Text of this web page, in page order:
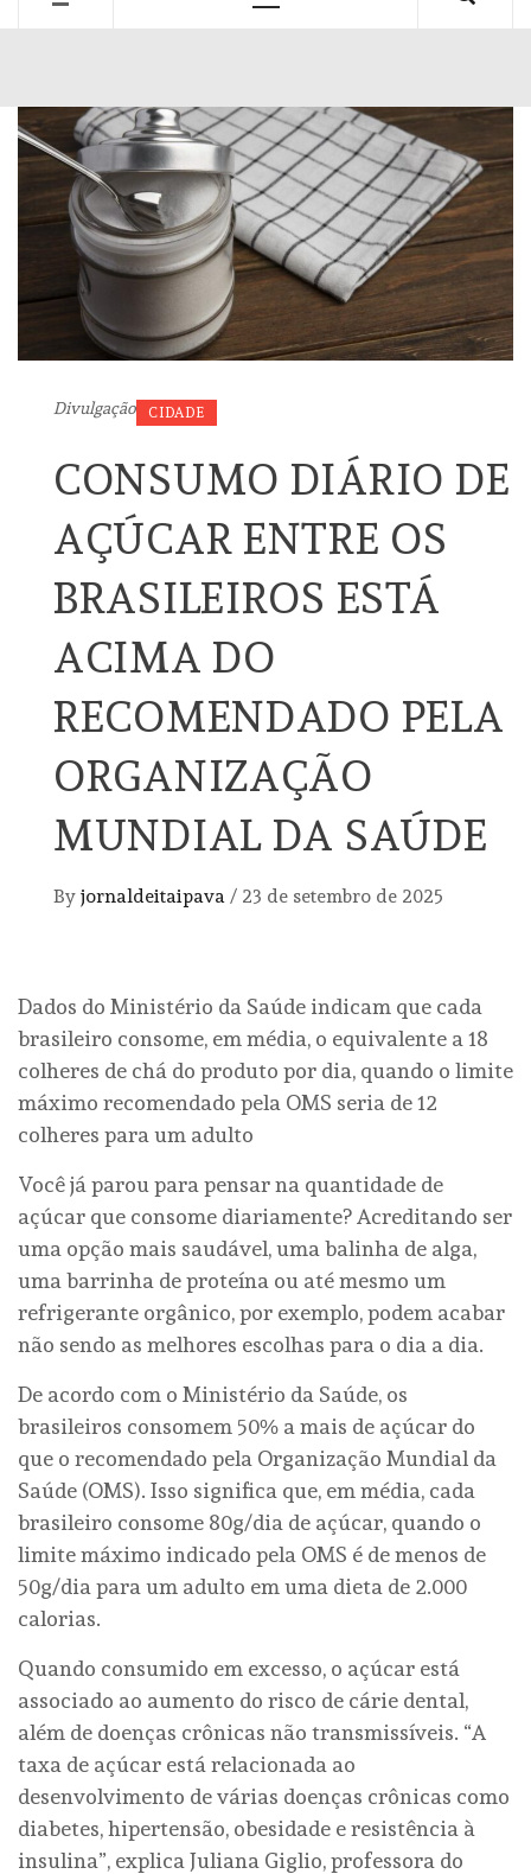
Divulgação CIDADE
CONSUMO DIÁRIO DE
AÇÚCAR ENTRE OS
BRASILEIROS ESTÁ
ACIMA DO
RECOMENDADO PELA
ORGANIZAÇÃO
MUNDIAL DA SAÚDE
By jornaldeitaipava / 23 de setembro de 2025
Dados do Ministério da Saúde indicam que cada
brasileiro consome, em média, o equivalente a 18
colheres de chá do produto por dia, quando o limite
máximo recomendado pela OMS seria de 12
colheres para um adulto
Você já parou para pensar na quantidade de
açúcar que consome diariamente? Acreditando ser
uma opção mais saudável, uma balinha de alga,
uma barrinha de proteína ou até mesmo um
refrigerante orgânico, por exemplo, podem acabar
não sendo as melhores escolhas para o dia a dia.
De acordo com o Ministério da Saúde, os
brasileiros consomem 50% a mais de açúcar do
que o recomendado pela Organização Mundial da
Saúde (OMS). Isso significa que, em média, cada
brasileiro consome 80g/dia de açúcar, quando o
limite máximo indicado pela OMS é de menos de
50g/dia para um adulto em uma dieta de 2.000
calorias.
Quando consumido em excesso, o açúcar está
associado ao aumento do risco de cárie dental,
além de doenças crônicas não transmissíveis. “A
taxa de açúcar está relacionada ao
desenvolvimento de várias doenças crônicas como
diabetes, hipertensão, obesidade e resistência à
insulina”, explica Juliana Giglio, professora do